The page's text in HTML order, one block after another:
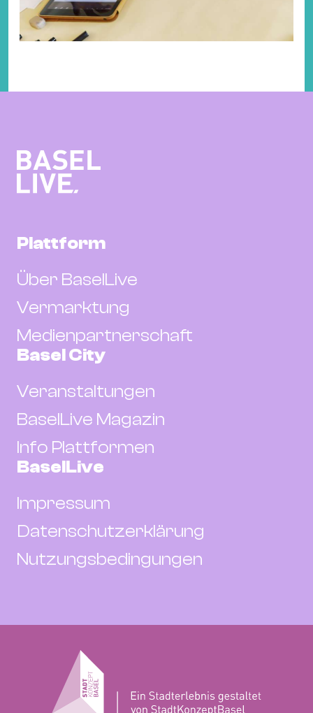
Plattform
Über BaselLive
Vermarktung
Medienpartnerschaft
Basel City
Veranstaltungen
BaselLive Magazin
Info Plattformen
BaselLive
Impressum
Datenschutzerklärung
Nutzungsbedingungen